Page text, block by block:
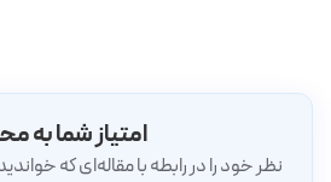
امتیاز شما به
نظر خود را در رابطه با مقاله‌ای که